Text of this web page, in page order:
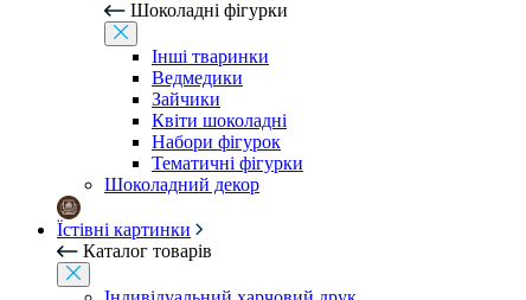
Шоколадні фігурки
Інші тваринки
Ведмедики
Зайчики
Квіти шоколадні
Набори фігурок
Тематичні фігурки
Шоколадний декор
Їстівні картинки
Каталог товарів